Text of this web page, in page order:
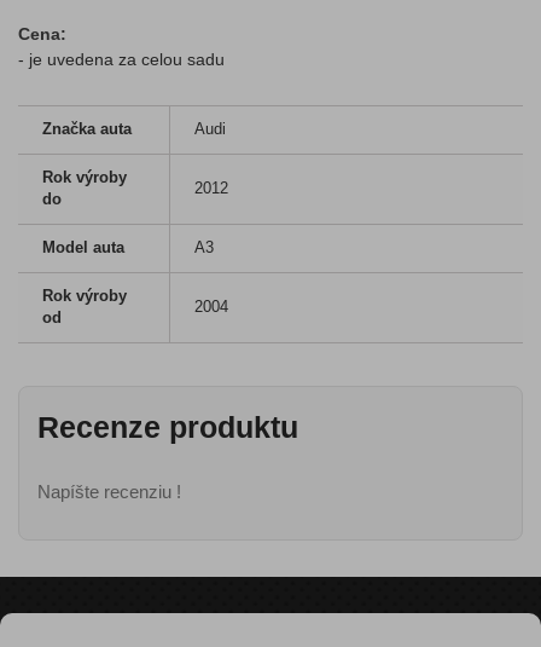
Cena:
- je uvedena za celou sadu
Značka auta Audi
Rok výroby
do
2012
Model auta A3
Rok výroby
od
2004
Recenze produktu
Napíšte recenziu !